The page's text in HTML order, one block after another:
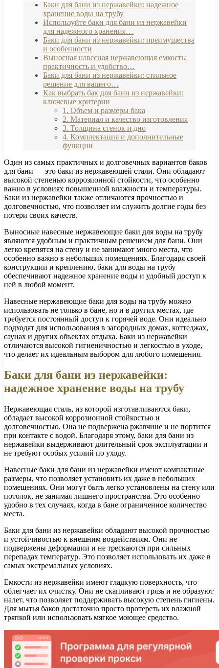
Баки для бани из нержавейки: надежное
хранение воды на трубу
Используйте баки для бани из нержавейки
для надежного хранения…
Баки для бани из нержавейки: преимущества
и особенности
Выносная навесная нержавеющая емкость:
практичность и удобство…
Баки для бани из нержавейки: стильное
решение для вашего…
Как выбрать бак для бани из нержавейки:
ключевые критерии
1. Объем и размеры бака
2. Материал и качество изготовления
3. Толщина стенок и дно
4. Комплектация и дополнительные
функции
Один из самых практичных и долговечных вариантов баков
для бани — это баки из нержавеющей стали. Они обладают
высокой степенью коррозионной стойкости, что особенно
важно в условиях повышенной влажности и температуры.
Баки из нержавейки также отличаются прочностью и
долговечностью, что позволяет им служить долгие годы без
потери своих качеств.
Выносные навесные нержавеющие баки для воды на трубу
являются удобным и практичным решением для бани. Они
легко крепятся на стену и не занимают много места, что
особенно важно в небольших помещениях. Благодаря своей
конструкции и креплению, баки для воды на трубу
обеспечивают надежное хранение воды и удобный доступ к
ней в любой момент.
Навесные нержавеющие баки для воды на трубу можно
использовать не только в бане, но и в других местах, где
требуется постоянный доступ к горячей воде. Они идеально
подходят для использования в загородных домах, коттеджах,
саунах и других объектах отдыха. Баки из нержавейки
отличаются высокой гигиеничностью и легкостью в уходе,
что делает их идеальным выбором для любого помещения.
Баки для бани из нержавейки:
надежное хранение воды на трубу
Нержавеющая сталь, из которой изготавливаются баки,
обладает высокой коррозионной стойкостью и
долговечностью. Она не подвержена ржавчине и не портится
при контакте с водой. Благодаря этому, баки для бани из
нержавейки выдерживают длительный срок эксплуатации и
не требуют особых усилий по уходу.
Навесные баки для бани из нержавейки имеют компактные
размеры, что позволяет установить их даже в небольших
помещениях. Они могут быть легко установлены на стену или
потолок, не занимая лишнего пространства. Это особенно
удобно в тех случаях, когда в бане ограниченное количество
места.
Баки для бани из нержавейки обладают высокой прочностью
и устойчивостью к внешним воздействиям. Они не
подвержены деформации и не трескаются при сильных
перепадах температур. Это позволяет использовать их даже в
самых экстремальных условиях.
Емкости из нержавейки имеют гладкую поверхность, что
облегчает их очистку. Они не скапливают грязь и не образуют
налет, что позволяет поддерживать высокую степень гигиены.
Для мытья баков достаточно просто протереть их влажной
тряпкой или использовать мягкое моющее средство.